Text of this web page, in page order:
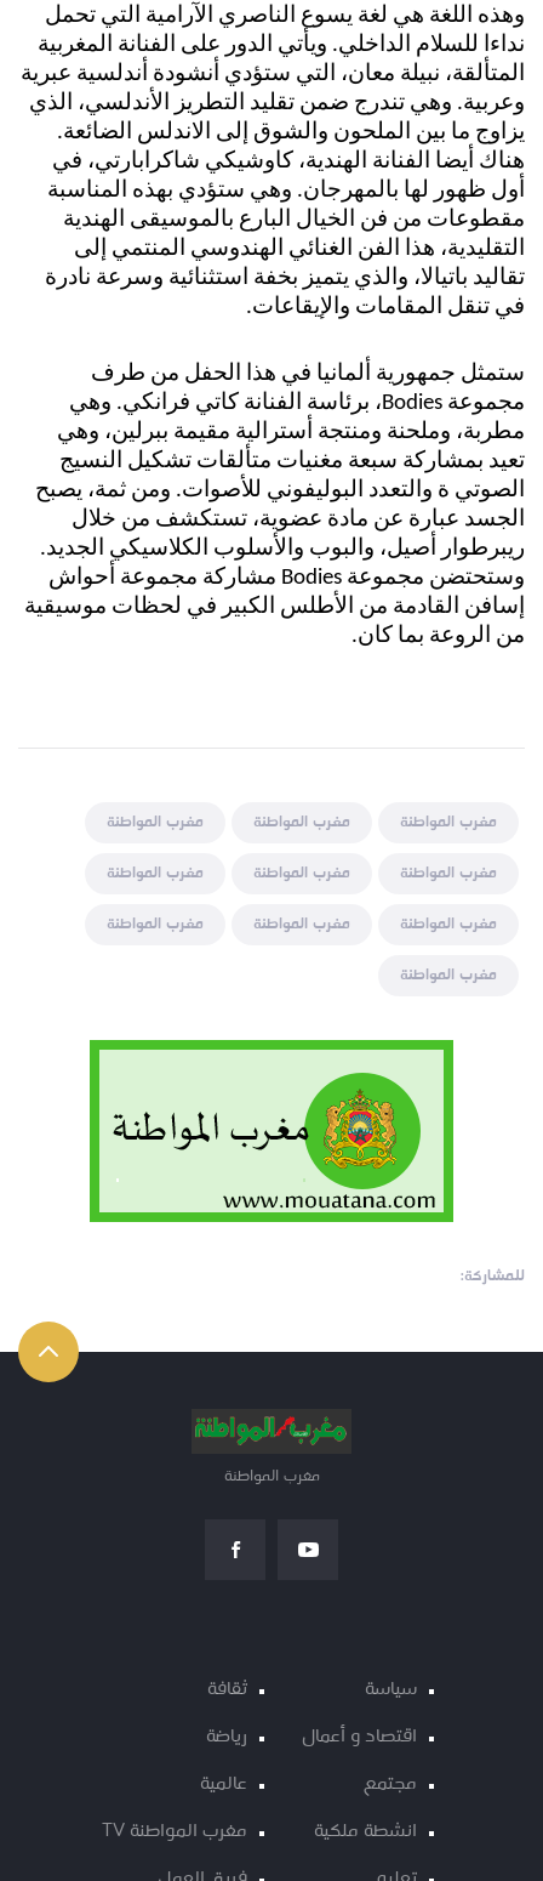
وهذه اللغة هي لغة يسوع الناصري الآرامية التي تحمل
نداءا للسلام الداخلي. ويأتي الدور على الفنانة المغربية
المتألقة، نبيلة معان، التي ستؤدي أنشودة أندلسية عبرية
وعربية. وهي تندرج ضمن تقليد التطريز الأندلسي، الذي
يزاوج ما بين الملحون والشوق إلى الاندلس الضائعة.
هناك أيضا الفنانة الهندية، كاوشيكي شاكرابارتي، في
أول ظهور لها بالمهرجان. وهي ستؤدي بهذه المناسبة
مقطوعات من فن الخيال البارع بالموسيقى الهندية
التقليدية، هذا الفن الغنائي الهندوسي المنتمي إلى
تقاليد باتيالا، والذي يتميز بخفة استثنائية وسرعة نادرة
في تنقل المقامات والإيقاعات.
ستمثل جمهورية ألمانيا في هذا الحفل من طرف
مجموعة Bodies ، برئاسة الفنانة كاتي فرانكي. وهي
مطربة، وملحنة ومنتجة أسترالية مقيمة ببرلين، وهي
تعيد بمشاركة سبعة مغنيات متألقات تشكيل النسيج
الصوتي ة والتعدد البوليفوني للأصوات. ومن ثمة، يصبح
الجسد عبارة عن مادة عضوية، تستكشف من خلال
ريبرطوار أصيل، والبوب والأسلوب الكلاسيكي الجديد.
وستحتضن مجموعة Bodies مشاركة مجموعة أحواش
إسافن القادمة من الأطلس الكبير في لحظات موسيقية
من الروعة بما كان.
مغرب المواطنة مغرب المواطنة
مغرب المواطنة
مغرب المواطنة
مغرب المواطنة
مغرب المواطنة
مغرب المواطنة
مغرب المواطنة
مغرب المواطنة
مغرب المواطنة
للمشاركة:
مغرب المواطنة
سياسة
اقتصاد و أعمال
مجتمع
انشطة ملكية
ثقافة
رياضة
عالمية
مغرب المواطنة TV